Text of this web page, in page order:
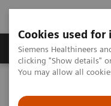
Cookies used
Siemens Healthineers
clicking "Show details"
You may allow all
Продукты и решения
Решения